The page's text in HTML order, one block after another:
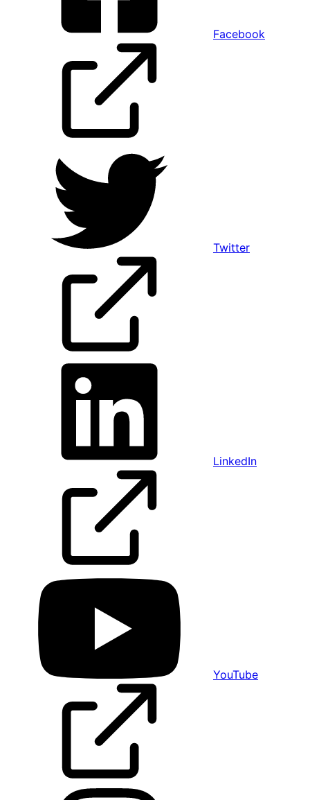
Facebook
Twitter
LinkedIn
YouTube